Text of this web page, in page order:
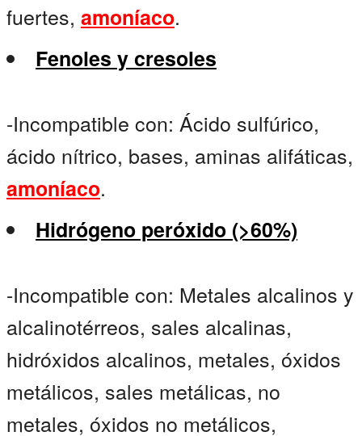
fuertes, amoníaco.
Fenoles y cresoles
-Incompatible con: Ácido sulfúrico,
ácido nítrico, bases, aminas alifáticas,
amoníaco.
Hidrógeno peróxido (>60%)
-Incompatible con: Metales alcalinos y
alcalinotérreos, sales alcalinas,
hidróxidos alcalinos, metales, óxidos
metálicos, sales metálicas, no
metales, óxidos no metálicos,